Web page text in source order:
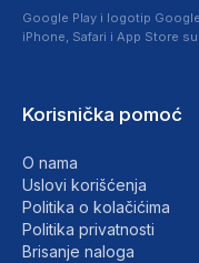
Google Play i logotip
iPhone, Safari i App Store
Korisnička pomoć
O nama
Uslovi korišćenja
Politika o kolačićima
Politika privatnosti
Brisanje naloga